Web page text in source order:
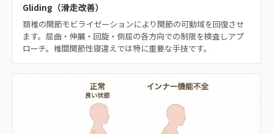
Gliding（滑走改善）
頚椎の関節モビライゼーションにより関節の可動域を回復させ
ます。屈曲・伸展・回旋・側屈の各方向での制限を検査しアプ
ローチ。椎間関節性寝違えでは特に重要な手技です。